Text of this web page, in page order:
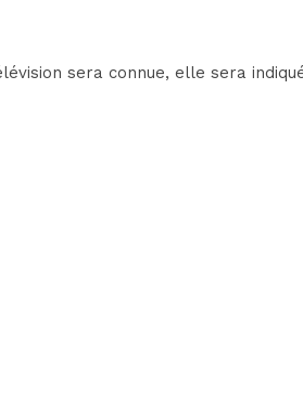
sera connue, elle sera